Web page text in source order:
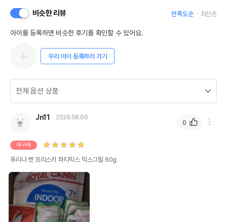
비슷한 리뷰 만족도순 최신순
아이를 등록하면 비슷한 후기를 확인할 수 있어요.
우리 아이 등록하러 가기
Jn11 2026.08.06
재구매
퓨리나 캣 프리스키 파티믹스 믹스그릴 60g
0